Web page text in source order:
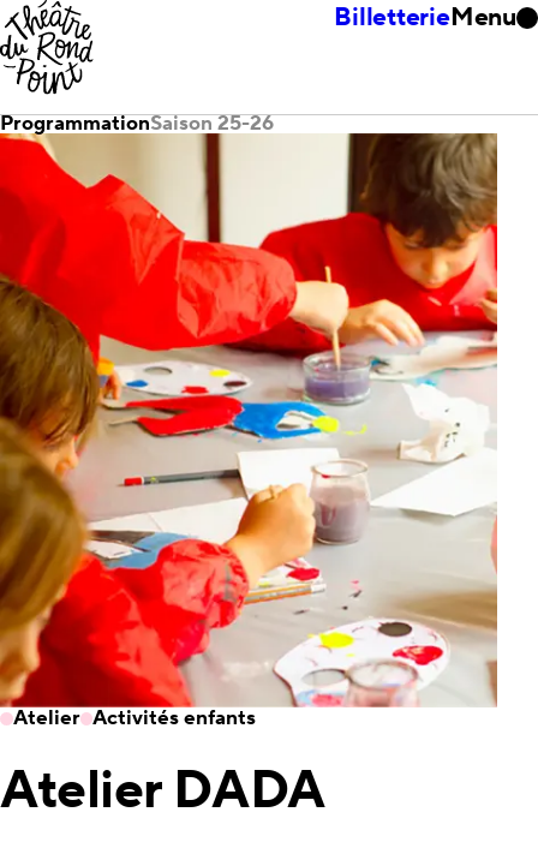
BilletterieMenu
ProgrammationSaison 25-26
Atelier Activités enfants
Atelier DADA